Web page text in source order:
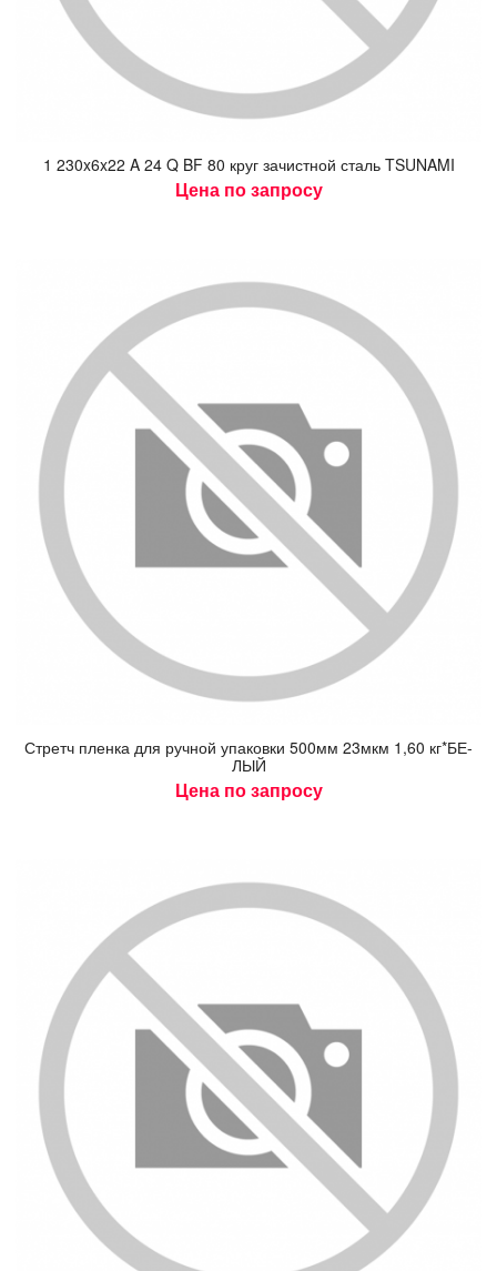
1 230x6x22 A 24 Q BF 80 круг за­чис­тной сталь TSUNAMI
Цена по запросу
Стретч плен­ка для руч­ной упа­ков­ки 500мм 23мкм 1,60 кг*БЕ­
ЛЫЙ
Цена по запросу